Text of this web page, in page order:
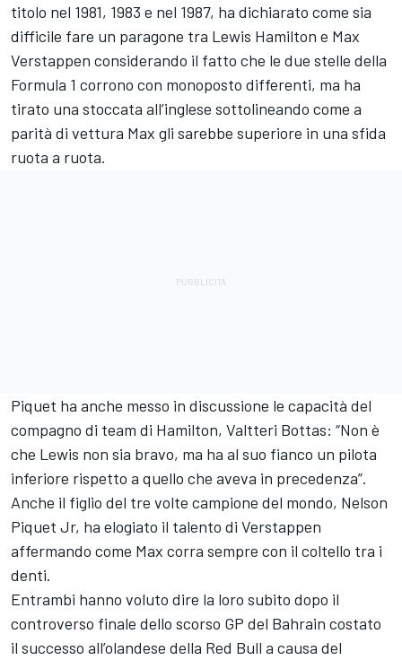
titolo nel 1981, 1983 e nel 1987, ha dichiarato come sia
difficile fare un paragone tra Lewis Hamilton e Max
Verstappen considerando il fatto che le due stelle della
Formula 1 corrono con monoposto differenti, ma ha
tirato una stoccata all’inglese sottolineando come a
parità di vettura Max gli sarebbe superiore in una sfida
ruota a ruota.
Piquet ha anche messo in discussione le capacità del
compagno di team di Hamilton, Valtteri Bottas: “Non è
che Lewis non sia bravo, ma ha al suo fianco un pilota
inferiore rispetto a quello che aveva in precedenza”.
Anche il figlio del tre volte campione del mondo, Nelson
Piquet Jr, ha elogiato il talento di Verstappen
affermando come Max corra sempre con il coltello tra i
denti.
Entrambi hanno voluto dire la loro subito dopo il
controverso finale dello scorso GP del Bahrain costato
il successo all’olandese della Red Bull a causa del